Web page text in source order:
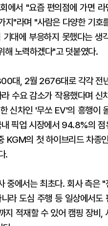
서 "요즘 편의점에 가면 라
지"라며 "사람은 다양한 기호
대에 부응하지 못했다는 생
해 노력하겠다"고 덧붙였다.
대, 2월 2676대로 각각 전
수요 감소가 작용했다며 신
신차인 '무쏘 EV'의 흥행이
픽업 시장에서 94.8%의 점
KGM의 첫 하이브리드 차종
.
중에서는 최초다. 회사 측은 "
라 도심 주행 등 일상에서도
적재할 수 있어 캠핑 장비,